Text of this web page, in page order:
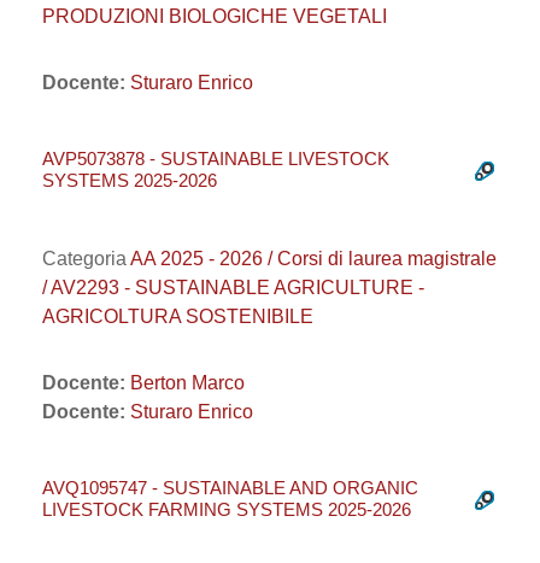
PRODUZIONI BIOLOGICHE VEGETALI
Docente: Sturaro Enrico
AVP5073878 - SUSTAINABLE LIVESTOCK
SYSTEMS 2025-2026
Categoria AA 2025 - 2026 / Corsi di laurea magistrale
/ AV2293 - SUSTAINABLE AGRICULTURE -
AGRICOLTURA SOSTENIBILE
Docente: Berton Marco
Docente: Sturaro Enrico
AVQ1095747 - SUSTAINABLE AND ORGANIC
LIVESTOCK FARMING SYSTEMS 2025-2026